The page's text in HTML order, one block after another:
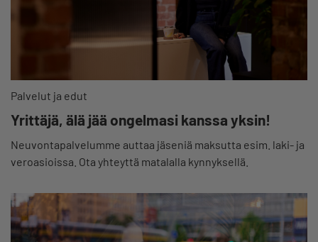
Palvelut ja edut
Yrittäjä, älä jää ongelmasi kanssa yksin!
Neuvontapalvelumme auttaa jäseniä maksutta esim. laki- ja
veroasioissa. Ota yhteyttä matalalla kynnyksellä.